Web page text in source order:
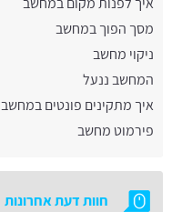
מסך הפוך במחשב
ניקוי מחשב
המחשב ננעל
איך מתקינים פונטים במחשב
פירמוט מחשב
חוות דעת אחרונות